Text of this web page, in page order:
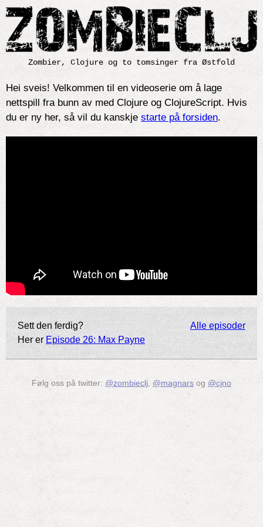
Zombier, Clojure og to tomsinger fra Østfold
Hei sveis! Velkommen til en videoserie om å lage
nettspill fra bunn av med Clojure og ClojureScript. Hvis
du er ny her, så vil du kanskje starte på forsiden.
Alle episoder
Sett den ferdig?
Her erEpisode 26: Max Payne
Følg oss på twitter: @zombieclj, @magnars og @cjno